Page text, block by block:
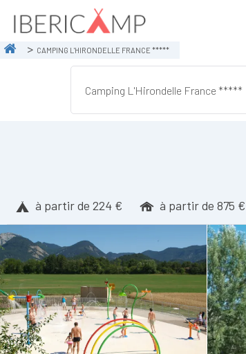
CAMPING L'HIRONDELLE FRANCE *****
à partir de 224 € à partir de 875 €